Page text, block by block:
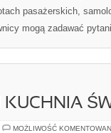
pasażerskich,
mogą zadawać
KUCHNIA
MOŻLIWOŚĆ